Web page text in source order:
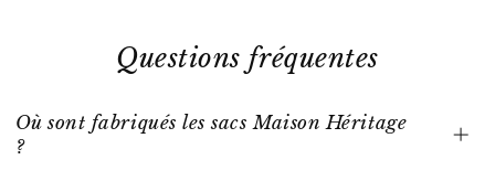
Questions fréquentes
Où sont fabriqués les sacs Maison Héritage
?